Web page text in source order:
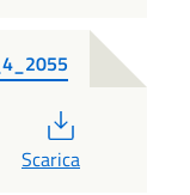
Scarica